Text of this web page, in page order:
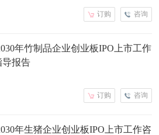
咨询
订购
年竹制品企业创业板IPO上市工作
导报告
咨询
订购
年生猪企业创业板IPO上市工作咨